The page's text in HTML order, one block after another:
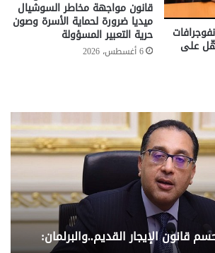
على
قانون مواجهة مخاطر السوشيال
ميديا ضرورة لحماية الأسرة وصون
حرية التعبير المسؤولة
6 أغسطس، 2026
قانون الإيجار القديم..والبرلمان:
..
من